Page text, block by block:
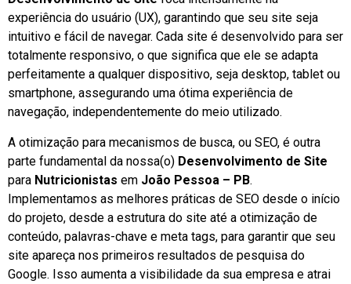
experiência do usuário (UX), garantindo que seu site seja
intuitivo e fácil de navegar. Cada site é desenvolvido para ser
totalmente responsivo, o que significa que ele se adapta
perfeitamente a qualquer dispositivo, seja desktop, tablet ou
smartphone, assegurando uma ótima experiência de
navegação, independentemente do meio utilizado.
A otimização para mecanismos de busca, ou SEO, é outra
parte fundamental da nossa(o) Desenvolvimento de Site
para Nutricionistas em João Pessoa – PB.
Implementamos as melhores práticas de SEO desde o início
do projeto, desde a estrutura do site até a otimização de
conteúdo, palavras-chave e meta tags, para garantir que seu
site apareça nos primeiros resultados de pesquisa do
Google. Isso aumenta a visibilidade da sua empresa e atrai